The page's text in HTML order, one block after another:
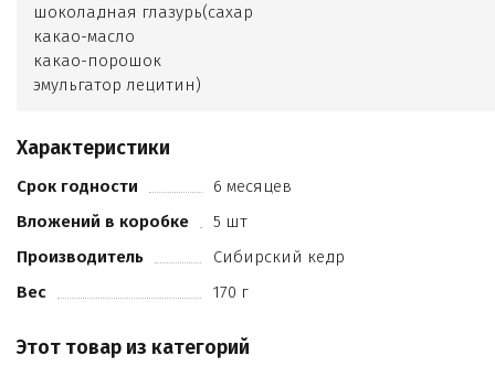
шоколадная глазурь(сахар
какао-масло
какао-порошок
эмульгатор лецитин)
ядро миндаля
молоко сухое обезжиренное
пастила облепиховая (пюре яблочное
ягоды облепихи)
лецитин (эмульгатор)
Характеристики
Срок годности
6 месяцев
Вложений в коробке
5 шт
Производитель
Сибирский кедр
Вес
170 г
Этот товар из категорий